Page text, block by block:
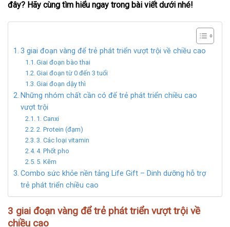
đây? Hãy cùng tìm hiểu ngay trong bài viết dưới nhé!
3 giai đoạn vàng để trẻ phát triển vượt trội về chiều cao
Giai đoạn bào thai
Giai đoạn từ 0 đến 3 tuổi
Giai đoạn dậy thì
Những nhóm chất cần có để trẻ phát triển chiều cao
vượt trội
1. Canxi
2. Protein (đạm)
3. Các loại vitamin
4. Phốt pho
5. Kẽm
Combo sức khỏe nền tảng Life Gift – Dinh dưỡng hỗ trợ
trẻ phát triển chiều cao
3 giai đoạn vàng để trẻ phát triển vượt trội về
chiều cao